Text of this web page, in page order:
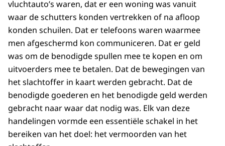
vluchtauto’s waren, dat er een woning was vanuit
waar de schutters konden vertrekken of na afloop
konden schuilen. Dat er telefoons waren waarmee
men afgeschermd kon communiceren. Dat er geld
was om de benodigde spullen mee te kopen en om
uitvoerders mee te betalen. Dat de bewegingen van
het slachtoffer in kaart werden gebracht. Dat de
benodigde goederen en het benodigde geld werden
gebracht naar waar dat nodig was. Elk van deze
handelingen vormde een essentiële schakel in het
bereiken van het doel: het vermoorden van het